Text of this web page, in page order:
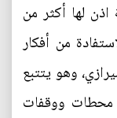
اذن لها أكثر من
من أفكار
وهو يتتبع
محطات ووقفات